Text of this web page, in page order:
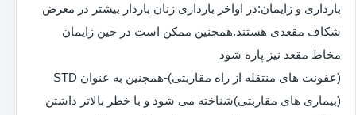
بارداری و زایمان:در اواخر بارداری زنان باردار بیشتر در معرض
شکاف مقعدی هستند.همچنین ممکن است در حین زایمان
مخاط مقعد نیز پاره شود
(عفونت های منتقله از راه مقاربتی)-همچنین به عنوان STD
(بیماری های مقاربتی)شناخته می شود و با خطر بالاتر داشتن